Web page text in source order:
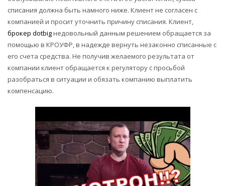
списания должна быть намного ниже. Клиент не согласен с
компанией и просит уточнить причину списания. Клиент,
брокер dotbigнедовольный данным решением обращается за
помощью в КРОУФР, в надежде вернуть незаконно списанные с
его счета средства. Не получив желаемого результата от
компании клиент обращается к регулятору с просьбой
разобраться в ситуации и обязать компанию выплатить
компенсацию.